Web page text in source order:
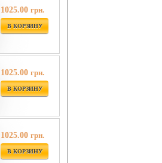
1025.00 грн.
В КОРЗИНУ
1025.00 грн.
В КОРЗИНУ
1025.00 грн.
В КОРЗИНУ